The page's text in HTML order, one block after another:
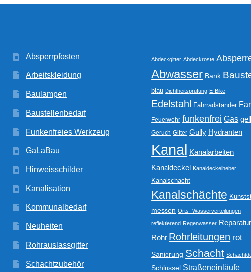
können
Absperrpfosten
Arbeitskleidung
Baulampen
Baustellenbedarf
Funkenfreies Werkzeug
GaLaBau
Hinweisschilder
Kanalisation
Kommunalbedarf
Neuheiten
Rohrauslassgitter
Schachtzubehör
Abdeckgitter Abdeckroste
Abwasser Bank
blau Dichtheitsprüfung E-Bike
Edelstahl Fahrradständer
Feuerwehr funkenfrei Gas
Geruch Gitter Gully Hydranten
Kanal Kanalarbeiten
Kanaldeckel Kanaldeckelheber
Kanalschacht
Kanalschächte
messen Orts- Wasserverteilungen
reflektierend Regenwasser Reparatur
Rohr Rohrleitungen rot
Sanierung Schacht
Schlüssel Straßeneinläufe